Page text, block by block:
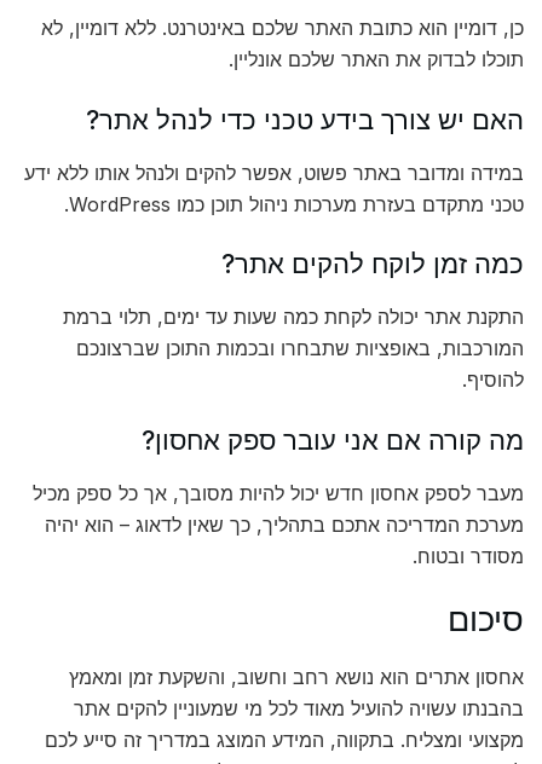
כן, דומיין הוא כתובת האתר שלכם באינטרנט. ללא דומיין, לא
תוכלו לבדוק את האתר שלכם אונליין.
האם יש צורך בידע טכני כדי לנהל אתר?
במידה ומדובר באתר פשוט, אפשר להקים ולנהל אותו ללא ידע
טכני מתקדם בעזרת מערכות ניהול תוכן כמו WordPress.
כמה זמן לוקח להקים אתר?
התקנת אתר יכולה לקחת כמה שעות עד ימים, תלוי ברמת
המורכבות, באופציות שתבחרו ובכמות התוכן שברצונכם
להוסיף.
מה קורה אם אני עובר ספק אחסון?
מעבר לספק אחסון חדש יכול להיות מסובך, אך כל ספק מכיל
מערכת המדריכה אתכם בתהליך, כך שאין לדאוג – הוא יהיה
מסודר ובטוח.
סיכום
אחסון אתרים הוא נושא רחב וחשוב, והשקעת זמן ומאמץ
בהבנתו עשויה להועיל מאוד לכל מי שמעוניין להקים אתר
מקצועי ומצליח. בתקווה, המידע המוצג במדריך זה סייע לכם